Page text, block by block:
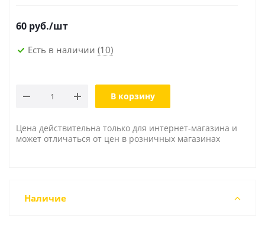
60 руб./шт
Есть в наличии (10)
В корзину
Цена действительна только для интернет-магазина и
может отличаться от цен в розничных магазинах
Наличие